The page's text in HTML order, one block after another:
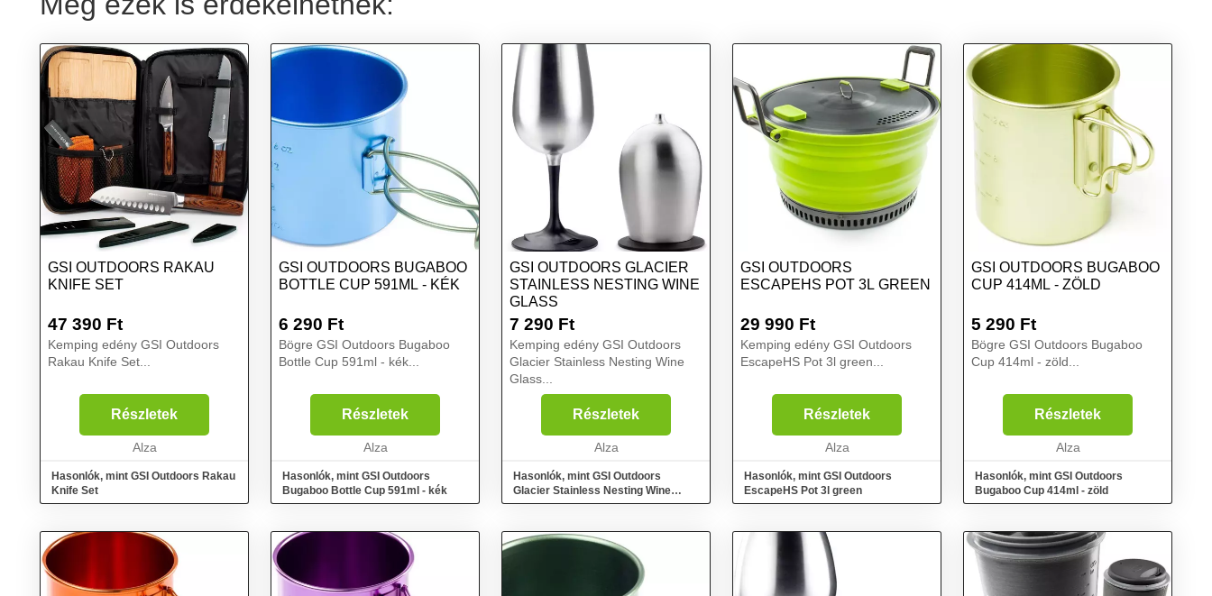
GSI OUTDOORS RAKAU
KNIFE SET
47 390 Ft
Kemping edény GSI Outdoors
Rakau Knife Set...
Részletek
Alza
Hasonlók, mint GSI Outdoors Rakau
Knife Set
GSI OUTDOORS BUGABOO
BOTTLE CUP 591ML - KÉK
6 290 Ft
Bögre GSI Outdoors Bugaboo
Bottle Cup 591ml - kék...
Részletek
Alza
Hasonlók, mint GSI Outdoors
Bugaboo Bottle Cup 591ml - kék
GSI OUTDOORS GLACIER
STAINLESS NESTING WINE
GLASS
7 290 Ft
Kemping edény GSI Outdoors
Glacier Stainless Nesting Wine
Glass...
Részletek
Alza
Hasonlók, mint GSI Outdoors
Glacier Stainless Nesting Wine
Glass
GSI OUTDOORS
ESCAPEHS POT 3L GREEN
29 990 Ft
Kemping edény GSI Outdoors
EscapeHS Pot 3l green...
Részletek
Alza
Hasonlók, mint GSI Outdoors
EscapeHS Pot 3l green
GSI OUTDOORS BUGABOO
CUP 414ML - ZÖLD
5 290 Ft
Bögre GSI Outdoors Bugaboo
Cup 414ml - zöld...
Részletek
Alza
Hasonlók, mint GSI Outdoors
Bugaboo Cup 414ml - zöld